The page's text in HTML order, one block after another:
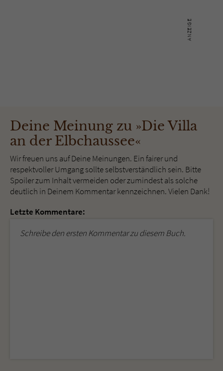
Deine Meinung zu »Die Villa
an der Elbchaussee«
Wir freuen uns auf Deine Meinungen. Ein fairer und
respektvoller Umgang sollte selbstverständlich sein. Bitte
Spoiler zum Inhalt vermeiden oder zumindest als solche
deutlich in Deinem Kommentar kennzeichnen. Vielen Dank!
Letzte Kommentare:
Schreibe den ersten Kommentar zu diesem Buch.